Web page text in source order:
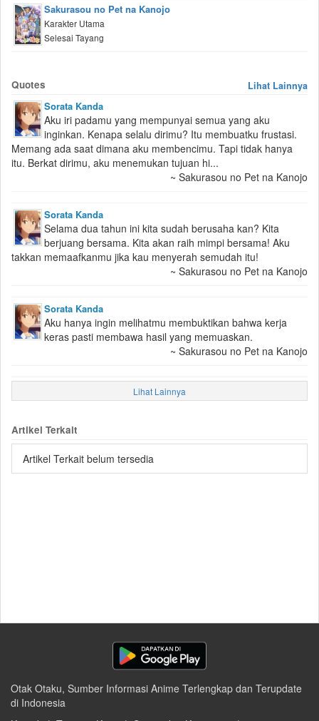
Sakurasou no Pet na Kanojo
Karakter Utama
Selesai Tayang
Quotes Lihat Lainnya
Sorata Kanda
Aku iri padamu yang mempunyai semua yang aku
inginkan. Kenapa selalu dirimu? Itu membuatku frustasi.
Memang ada saat dimana aku membencimu. Tapi tidak hanya
itu. Berkat dirimu, aku menemukan tujuan hi...
~ Sakurasou no Pet na Kanojo
Sorata Kanda
Selama dua tahun ini kita sudah berusaha kan? Kita
berjuang bersama. Kita akan raih mimpi bersama! Aku
takkan memaafkanmu jika kau menyerah semudah itu!
~ Sakurasou no Pet na Kanojo
Sorata Kanda
Aku hanya ingin melihatmu membuktikan bahwa kerja
keras pasti membawa hasil yang memuaskan.
~ Sakurasou no Pet na Kanojo
Lihat Lainnya
Artikel Terkait
Artikel Terkait belum tersedia
Otak Otaku, Sumber Informasi Anime Terlengkap dan Terupdate
di Indonesia